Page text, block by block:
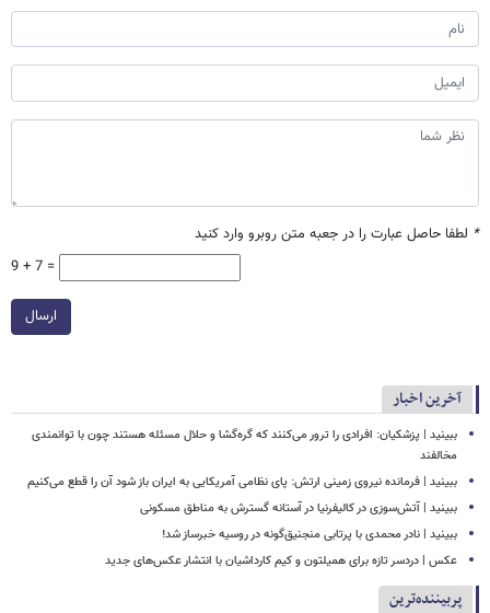
* لطفا حاصل عبارت را در جعبه متن روبرو وارد کنید
9 + 7 =
ارسال
آخرین اخبار
ببینید | پزشکیان: افرادی را ترور می‌کنند که گره‌گشا و حلال مسئله هستند چون با توانمندی
مخالفند
ببینید | فرمانده نیروی زمینی ارتش: پای نظامی آمریکایی به ایران باز شود آن را قطع می‌کنیم
ببینید | آتش‌سوزی در کالیفرنیا در آستانه گسترش به مناطق مسکونی
ببینید | نادر محمدی با پرتابی منجنیق‌گونه در روسیه خبرساز شد!
عکس | دردسر تازه برای همیلتون و کیم کارداشیان با انتشار عکس‌های جدید
پربیننده‌ترین